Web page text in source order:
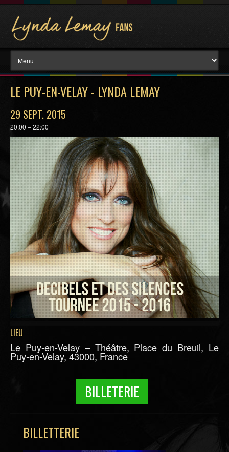
LE PUY-EN-VELAY - LYNDA LEMAY
29 SEPT. 2015
20:00 – 22:00
LIEU
Le Puy-en-Velay – Théâtre, Place du Breuil, Le
Puy-en-Velay, 43000, France
BILLETERIE
BILLETTERIE